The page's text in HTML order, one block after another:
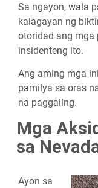
Sa ngayon, wala
kalagayan ng
otoridad ang mga
insidenteng ito.
Ang aming mga
pamilya sa oras
na paggaling.
Mga
sa
Ayon sa